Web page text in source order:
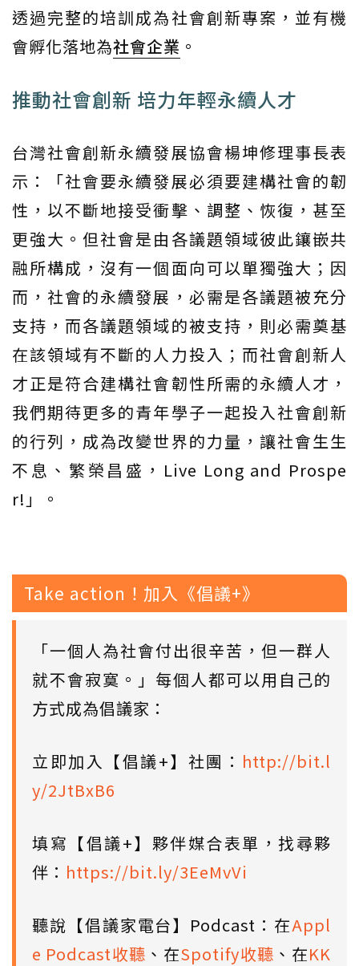
透過完整的培訓成為社會創新專案，並有機
會孵化落地為社會企業 。
推動社會創新 培力年輕永續人才
台灣社會創新永續發展協會楊坤修理事長表
示：「社會要永續發展必須要建構社會的韌
性，以不斷地接受衝擊、調整、恢復，甚至
更強大。但社會是由各議題領域彼此鑲嵌共
融所構成，沒有一個面向可以單獨強大；因
而，社會的永續發展，必需是各議題被充分
支持，而各議題領域的被支持，則必需奠基
在該領域有不斷的人力投入；而社會創新人
才正是符合建構社會韌性所需的永續人才，
我們期待更多的青年學子一起投入社會創新
的行列，成為改變世界的力量，讓社會生生
不息、繁榮昌盛，Live Long and Prospe
r!」。
Take action！加入《倡議+》
「一個人為社會付出很辛苦，但一群人
就不會寂寞。」每個人都可以用自己的
方式成為倡議家：
立即加入【倡議+】社團： http://bit.l
y/2JtBxB6
填寫【倡議+】夥伴媒合表單，找尋夥
伴： https://bit.ly/3EeMvVi
聽說【倡議家電台】Podcast：在Appl
e Podcast收聽 、在Spotify收聽 、在KK